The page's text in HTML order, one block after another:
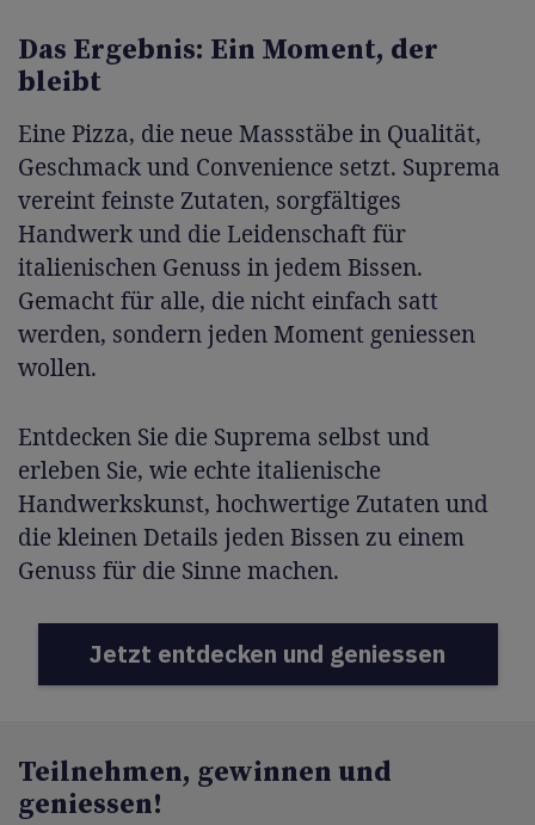
Das Ergebnis: Ein Moment, der
bleibt
Eine Pizza, die neue Massstäbe in Qualität,
Geschmack und Convenience setzt. Suprema
vereint feinste Zutaten, sorgfältiges
Handwerk und die Leidenschaft für
italienischen Genuss in jedem Bissen.
Gemacht für alle, die nicht einfach satt
werden, sondern jeden Moment geniessen
wollen.
Entdecken Sie die Suprema selbst und
erleben Sie, wie echte italienische
Handwerkskunst, hochwertige Zutaten und
die kleinen Details jeden Bissen zu einem
Genuss für die Sinne machen.
Jetzt entdecken und geniessen
Teilnehmen, gewinnen und
geniessen!